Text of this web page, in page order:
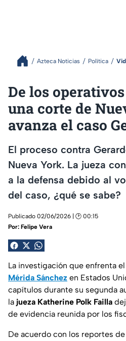
Azteca Noticias Política
De los
una corte de
avanza el caso
El proceso contra
Nueva York. La jueza
a la defensa debido al
del caso, ¿qué se sabe?
Publicado 02/06/2026 | 🕑 00:15
Por: Felipe Vera
La investigación que enfrenta
Mérida Sánchez en Estados
capítulos durante su segunda
la jueza Katherine Polk Failla
de evidencia reunida por los
De acuerdo con los reportes